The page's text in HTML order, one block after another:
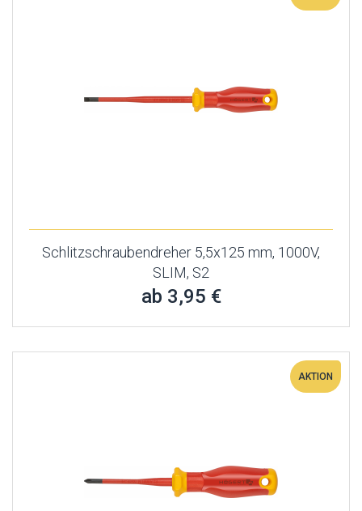
Schlitzschraubendreher 5,5x125 mm, 1000V,
SLIM, S2
ab 3,95 €
AKTION